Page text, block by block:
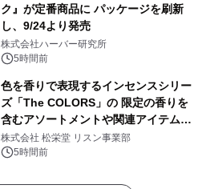
ク』が定番商品に パッケージを刷新
し、9/24より発売
株式会社ハーバー研究所
5時間前
色を香りで表現するインセンスシリー
ズ「The COLORS」の 限定の香りを
含むアソートメントや関連アイテムを
8月6日発売
株式会社 松栄堂 リスン事業部
5時間前